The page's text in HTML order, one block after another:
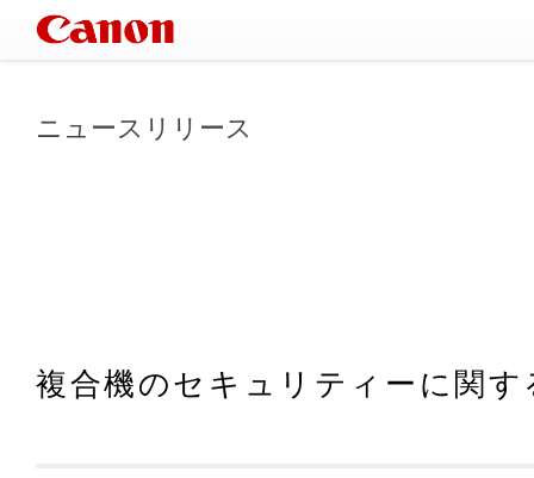
ニュースリリース
複合機のセキュリティーに関